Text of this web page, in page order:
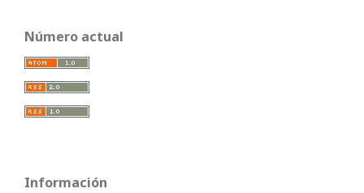
Número actual
Información